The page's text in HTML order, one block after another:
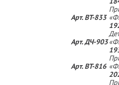
Арт. ВТ-833
Арт. ДЧ-903
Арт. ВТ-816